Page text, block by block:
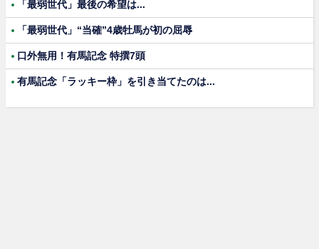
「最弱世代」最後の希望は...
「最弱世代」“当確”4歳牡馬が初の屈辱
口外無用！有馬記念 特撰7頭
有馬記念「ラッキー枠」を引き当てたのは...